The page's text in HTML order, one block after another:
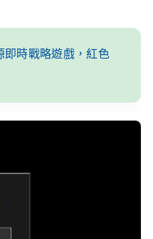
即時戰略遊戲，紅色